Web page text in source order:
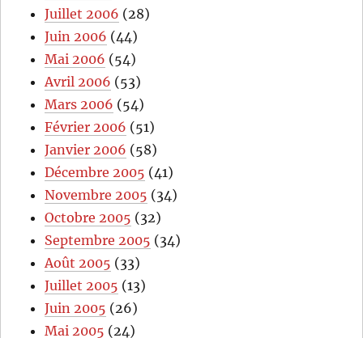
Juillet 2006 (28)
Juin 2006 (44)
Mai 2006 (54)
Avril 2006 (53)
Mars 2006 (54)
Février 2006 (51)
Janvier 2006 (58)
Décembre 2005 (41)
Novembre 2005 (34)
Octobre 2005 (32)
Septembre 2005 (34)
Août 2005 (33)
Juillet 2005 (13)
Juin 2005 (26)
Mai 2005 (24)